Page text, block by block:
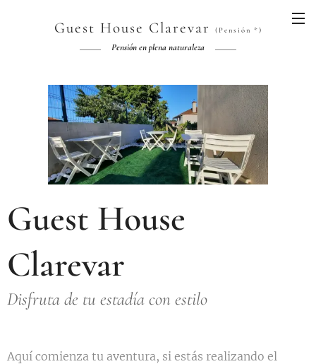
Guest House Clarevar (Pensión *)
Pensión en plena naturaleza
Guest House
Clarevar
Disfruta de tu estadía con estilo
Aquí comienza tu aventura, si estás realizando el